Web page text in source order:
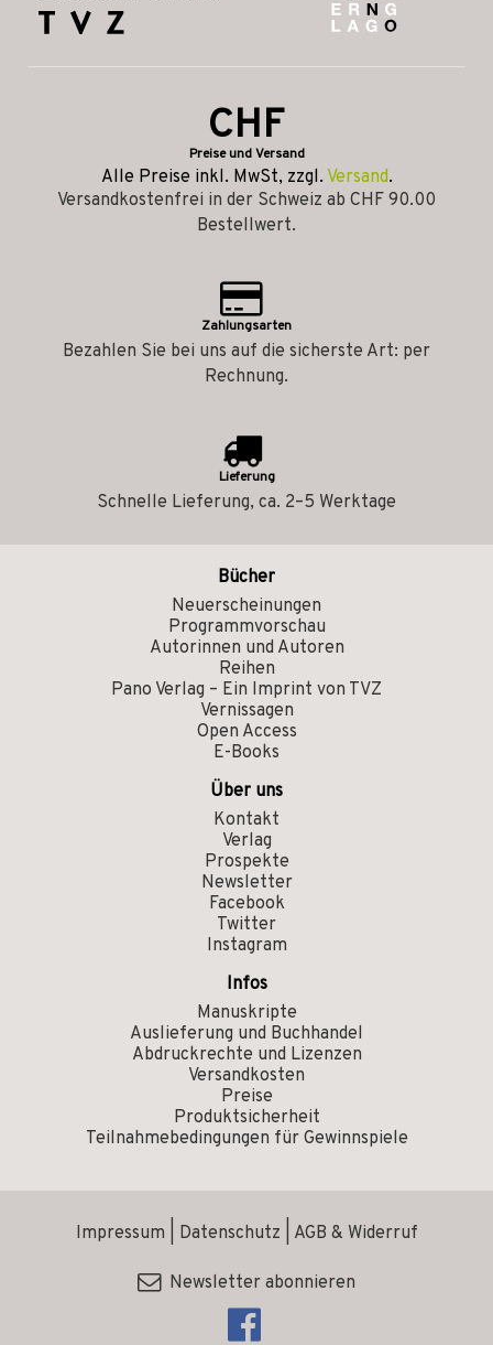
CHF
Preise und Versand
Alle Preise inkl. MwSt, zzgl. Versand.
Versandkostenfrei in der Schweiz ab CHF 90.00
Bestellwert.
Zahlungsarten
Bezahlen Sie bei uns auf die sicherste Art: per
Rechnung.
Lieferung
Schnelle Lieferung, ca. 2–5 Werktage
Bücher
Neuerscheinungen
Programmvorschau
Autorinnen und Autoren
Reihen
Pano Verlag – Ein Imprint von TVZ
Vernissagen
Open Access
E-Books
Über uns
Kontakt
Verlag
Prospekte
Newsletter
Facebook
Twitter
Instagram
Infos
Manuskripte
Auslieferung und Buchhandel
Abdruckrechte und Lizenzen
Versandkosten
Preise
Produktsicherheit
Teilnahmebedingungen für Gewinnspiele
Impressum Datenschutz AGB & Widerruf
Newsletter abonnieren